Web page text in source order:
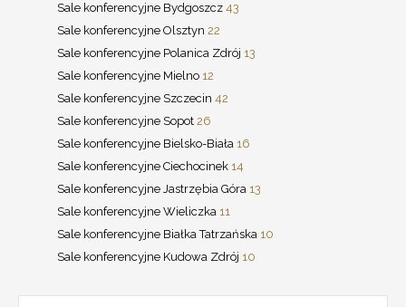
Sale konferencyjne Bydgoszcz 43
Sale konferencyjne Olsztyn 22
Sale konferencyjne Polanica Zdrój 13
Sale konferencyjne Mielno 12
Sale konferencyjne Szczecin 42
Sale konferencyjne Sopot 26
Sale konferencyjne Bielsko-Biała 16
Sale konferencyjne Ciechocinek 14
Sale konferencyjne Jastrzębia Góra 13
Sale konferencyjne Wieliczka 11
Sale konferencyjne Białka Tatrzańska 10
Sale konferencyjne Kudowa Zdrój 10